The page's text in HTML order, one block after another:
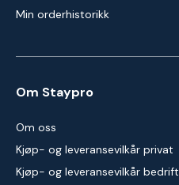
Min orderhistorikk
Om Staypro
Om oss
Kjøp- og leveransevilkår privat
Kjøp- og leveransevilkår bedrift